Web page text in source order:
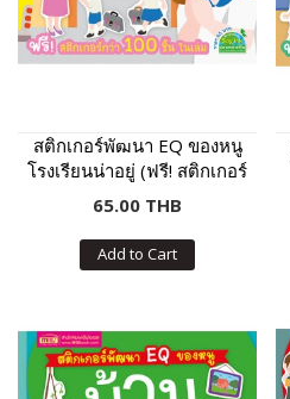
สติกเกอร์พัฒนา EQ ของหนู
โรงเรียนน่าอยู่ (ฟรี! สติกเกอร์
กว่า 100 ชิ้น ในเล่ม)
65.00 THB
Add to Cart